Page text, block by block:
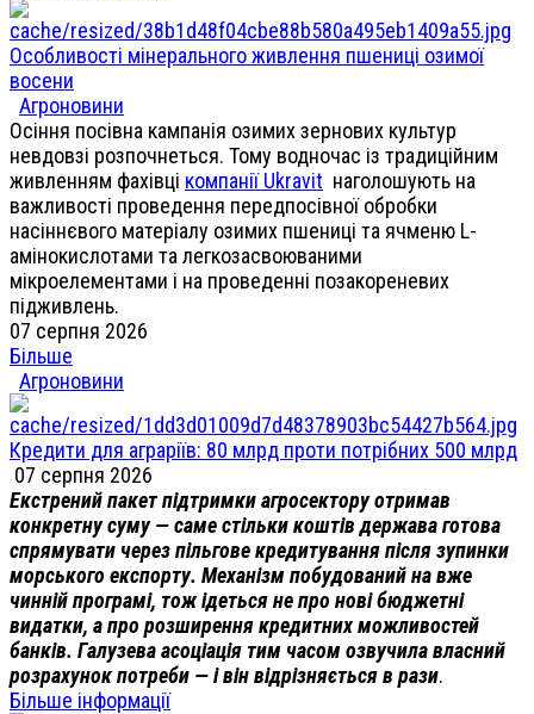
Особливості мінерального живлення пшениці озимої
восени
Агроновини
Осіння посівна кампанія озимих зернових культур
невдовзі розпочнеться. Тому водночас із традиційним
живленням фахівці компанії Ukravit наголошують на
важливості проведення передпосівної обробки
насіннєвого матеріалу озимих пшениці та ячменю L-
амінокислотами та легкозасвоюваними
мікроелементами і на проведенні позакореневих
підживлень.
07 серпня 2026
Більше
Агроновини
Кредити для аграріїв: 80 млрд проти потрібних 500 млрд
07 серпня 2026
Екстрений пакет підтримки агросектору отримав
конкретну суму — саме стільки коштів держава готова
спрямувати через пільгове кредитування після зупинки
морського експорту. Механізм побудований на вже
чинній програмі, тож ідеться не про нові бюджетні
видатки, а про розширення кредитних можливостей
банків. Галузева асоціація тим часом озвучила власний
розрахунок потреби — і він відрізняється в рази.
Більше інформації